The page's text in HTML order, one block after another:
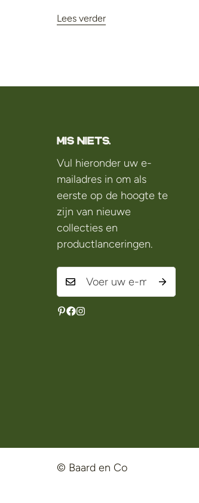
Lees verder
Mis niets.
Vul hieronder uw e-
mailadres in om als
eerste op de hoogte te
zijn van nieuwe
collecties en
productlanceringen.
© Baard en Co